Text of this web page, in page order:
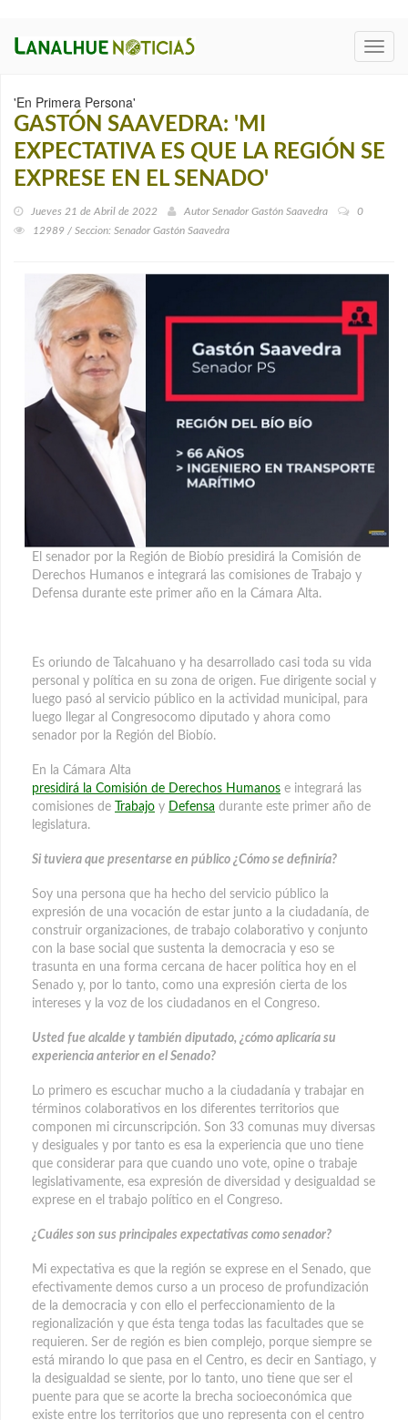
'En Primera Persona'
GASTÓN SAAVEDRA: 'MI
EXPECTATIVA ES QUE LA REGIÓN SE
EXPRESE EN EL SENADO'
Jueves 21 de Abril de 2022 Autor Senador Gastón Saavedra
0
12989 / Seccion: Senador Gastón Saavedra
El senador por la Región de Biobío presidirá la Comisión de
Derechos Humanos e integrará las comisiones de Trabajo y
Defensa durante este primer año en la Cámara Alta.
Es oriundo de Talcahuano y ha desarrollado casi toda su vida
personal y política en su zona de origen. Fue dirigente social y
luego pasó al servicio público en la actividad municipal, para
luego llegar al Congresocomo diputado y ahora como
senador por la Región del Biobío.
En la Cámara Alta
presidirá la Comisión de Derechos Humanos e integrará las
comisiones de
Trabajo y Defensa durante este primer año de
legislatura.
Si tuviera que presentarse en público ¿Cómo se definiría?
Soy una persona que ha hecho del servicio público la
expresión de una vocación de estar junto a la ciudadanía, de
construir organizaciones, de trabajo colaborativo y conjunto
con la base social que sustenta la democracia y eso se
trasunta en una forma cercana de hacer política hoy en el
Senado y, por lo tanto, como una expresión cierta de los
intereses y la voz de los ciudadanos en el Congreso.
Usted fue alcalde y también diputado, ¿cómo aplicaría su
experiencia anterior en el Senado?
Lo primero es escuchar mucho a la ciudadanía y trabajar en
términos colaborativos en los diferentes territorios que
componen mi circunscripción. Son 33 comunas muy diversas
y desiguales y por tanto es esa la experiencia que uno tiene
que considerar para que cuando uno vote, opine o trabaje
legislativamente, esa expresión de diversidad y desigualdad se
exprese en el trabajo político en el Congreso.
¿Cuáles son sus principales expectativas como senador?
Mi expectativa es que la región se exprese en el Senado, que
efectivamente demos curso a un proceso de profundización
de la democracia y con ello el perfeccionamiento de la
regionalización y que ésta tenga todas las facultades que se
requieren. Ser de región es bien complejo, porque siempre se
está mirando lo que pasa en el Centro, es decir en Santiago, y
la desigualdad se siente, por lo tanto, uno tiene que ser el
puente para que se acorte la brecha socioeconómica que
existe entre los territorios que uno representa con el centro